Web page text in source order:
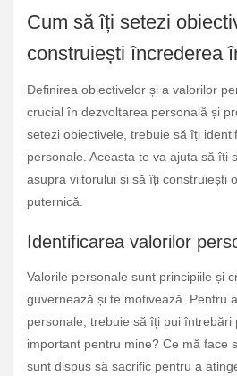
Cum să îți setezi
construiești încrederea
Definirea obiectivelor și a valorilor
crucial în dezvoltarea personală și
setezi obiectivele, trebuie să îți
personale. Aceasta te va ajuta să îți
asupra viitorului și să îți construiești
puternică.
Identificarea valorilor
Valorile personale sunt principiile și
guvernează și te motivează. Pentru
personale, trebuie să îți pui întrebări
important pentru mine? Ce mă face
sunt dispus să sacrific pentru a